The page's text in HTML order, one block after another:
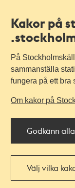
Kakor på
På
sammanställa
fungera på ett bra
Om kakor på
Godkänn
Välj vilka